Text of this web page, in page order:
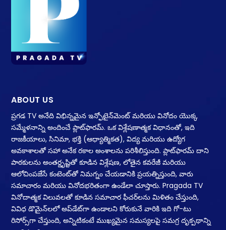
ABOUT US
ప్రగడ TV అనేది విభిన్నమైన ఇన్ఫోటైన్‌మెంట్ మరియు వినోదం యొక్క
సమ్మేళనాన్ని అందించే ప్లాట్‌ఫారమ్. ఒక విశ్లేషణాత్మక విధానంతో, ఇది
రాజకీయాలు, సినిమా, భక్తి (ఆధ్యాత్మికత), విద్య మరియు ఉద్యోగ
అవకాశాలతో సహా అనేక రకాల అంశాలను పరిశీలిస్తుంది. ప్లాట్‌ఫారమ్ దాని
పాఠకులను అంతర్దృష్టితో కూడిన విశ్లేషణ, లోతైన కవరేజీ మరియు
ఆలోచింపజేసే కంటెంట్‌తో నిమగ్నం చేయడానికి ప్రయత్నిస్తుంది, వారు
సమాచారం మరియు వినోదభరితంగా ఉండేలా చూస్తారు. Pragada TV
వినోదాత్మక విలువలతో కూడిన సమాచార ఫీచర్‌లను మిళితం చేస్తుంది,
వివిధ డొమైన్‌లలో అప్‌డేట్‌గా ఉండాలని కోరుకునే వారికి ఇది గో-టు
రిసోర్స్‌గా చేస్తుంది, అన్నిటికంటే ముఖ్యమైన సమస్యలపై సమగ్ర దృక్పథాన్ని